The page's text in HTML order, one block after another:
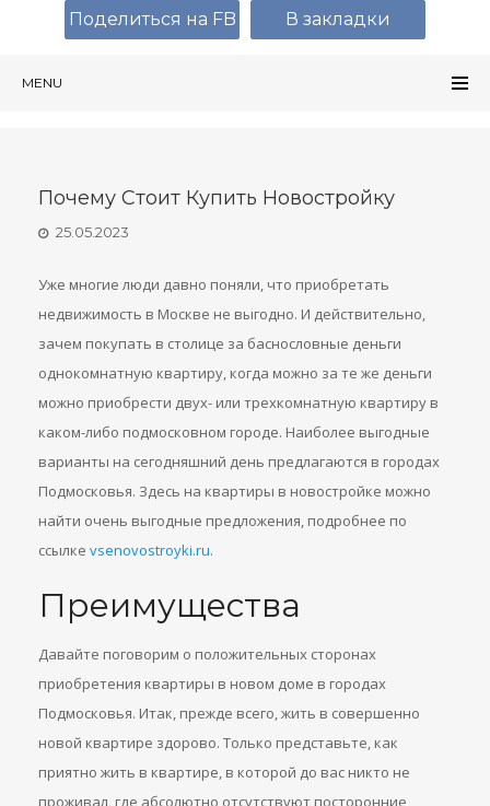
MENU
Почему Стоит Купить Новостройку
25.05.2023
Уже многие люди давно поняли, что приобретать
недвижимость в Москве не выгодно. И действительно,
зачем покупать в столице за баснословные деньги
однокомнатную квартиру, когда можно за те же деньги
можно приобрести двух- или трехкомнатную квартиру в
каком-либо подмосковном городе. Наиболее выгодные
варианты на сегодняшний день предлагаются в городах
Подмосковья. Здесь на квартиры в новостройке можно
найти очень выгодные предложения, подробнее по
ссылке vsenovostroyki.ru.
Преимущества
Давайте поговорим о положительных сторонах
приобретения квартиры в новом доме в городах
Подмосковья. Итак, прежде всего, жить в совершенно
новой квартире здорово. Только представьте, как
приятно жить в квартире, в которой до вас никто не
проживал, где абсолютно отсутствуют посторонние
Поделиться на FB В закладки